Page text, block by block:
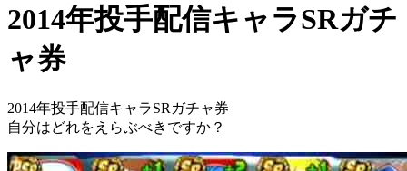
2014年投手配信キャラSRガチ
ャ券
2014年投手配信キャラSRガチャ券
自分はどれをえらぶべきですか？